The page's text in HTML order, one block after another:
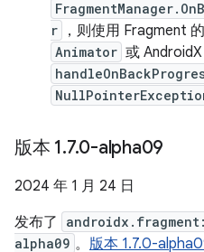
r
，则使用 Fragment
Animator 或
版本 1.7.0-alpha09
2024 年 1 月 24 日
发布了
alpha09 。 版本 1.7.0-